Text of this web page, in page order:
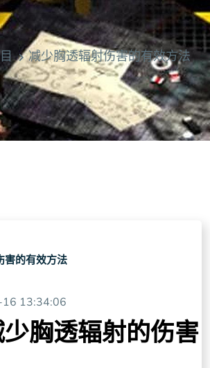
减少胸透辐射伤害的有效方法
害的有效方法
13:34:06
胸透辐射的伤害